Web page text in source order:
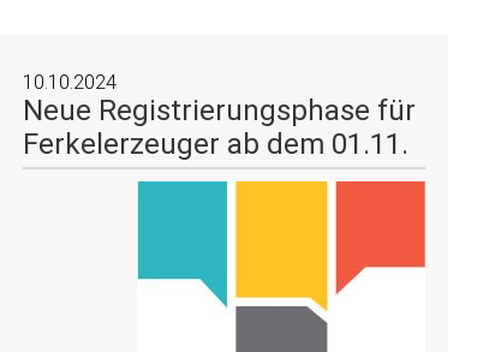
10.10.2024
Neue Registrierungsphase für
Ferkelerzeuger ab dem 01.11.